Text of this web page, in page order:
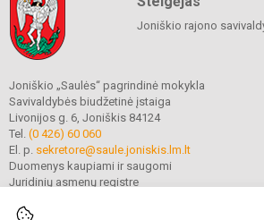
Joniškio rajono
Joniškio „Saulės“ pagrindinė mokykla
Savivaldybės biudžetinė įstaiga
Livonijos g. 6, Joniškis 84124
Tel. (0 426) 60 060
El. p. sekretore@saule.joniskis.lm.lt
Duomenys kaupiami ir saugomi
Juridinių asmenų registre